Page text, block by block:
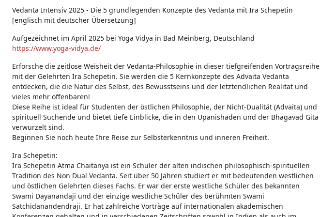
s:
Vedanta Intensiv 2025 - Die 5 grundlegenden Konzepte des Vedanta mit Ira Schepetin
[englisch mit deutscher Übersetzung]
Aufgezeichnet im April 2025 bei Yoga Vidya in Bad Meinberg, Deutschland
https://www.yoga-vidya.de/
Erforsche die zeitlose Weisheit der Vedanta-Philosophie in dieser tiefgreifenden Vortragsreihe
mit der Gelehrten Ira Schepetin. Sie werden die 5 Kernkonzepte des Advaita Vedanta
entdecken, die die Natur des Selbst, des Bewusstseins und der letztendlichen Realität und
vieles mehr offenbaren!
Diese Reihe ist ideal für Studenten der östlichen Philosophie, der Nicht-Dualität (Advaita) und
spirituell Suchende und bietet tiefe Einblicke, die in den Upanishaden und der Bhagavad Gita
verwurzelt sind.
Beginnen Sie noch heute Ihre Reise zur Selbsterkenntnis und inneren Freiheit.
Ira Schepetin:
Ira Schepetin Atma Chaitanya ist ein Schüler der alten indischen philosophisch-spirituellen
Tradition des Non Dual Vedanta. Seit über 50 Jahren studiert er mit bedeutenden westlichen
und östlichen Gelehrten dieses Fachs. Er war der erste westliche Schüler des bekannten
Swami Dayanandaji und der einzige westliche Schüler des berühmten Swami
Satchidanandendraji. Er hat zahlreiche Vorträge auf internationalen akademischen